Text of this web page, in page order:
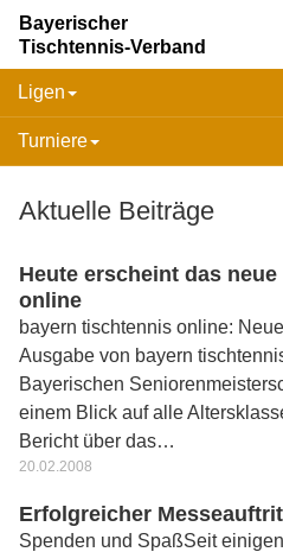
Bayerischer
Tischtennis-Verband
Ligen
Turniere
Aktuelle Beiträge
Heute erscheint das
online
bayern tischtennis online:
Ausgabe von bayern
Bayerischen
einem Blick auf alle
Bericht über das…
20.02.2008
Erfolgreicher
Spenden und SpaßSeit